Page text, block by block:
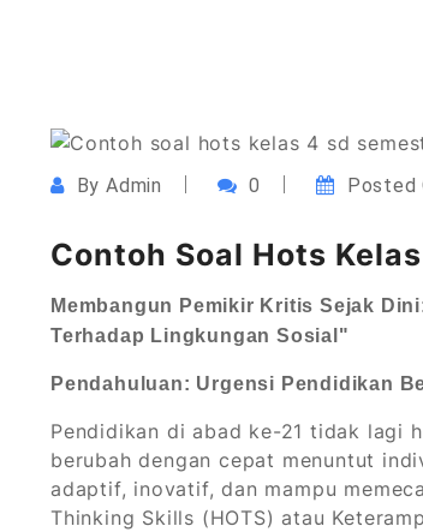
ByAdmin 0 Posted
Contoh Soal Hots
Membangun Pemikir Kritis Sejak
Terhadap Lingkungan Sosial"
Pendahuluan: Urgensi Pendidikan
Pendidikan di abad ke-21 tidak lagi
berubah dengan cepat menuntut
adaptif, inovatif, dan mampu
Thinking Skills (HOTS) atau